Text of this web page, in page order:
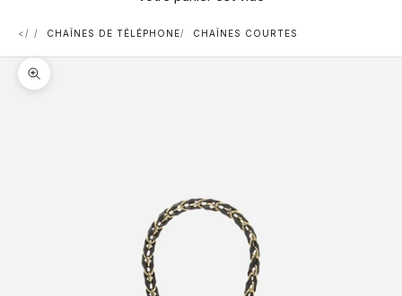
< CHAÎNES DE TÉLÉPHONE CHAÎNES COURTES
Zoomer sur l'image